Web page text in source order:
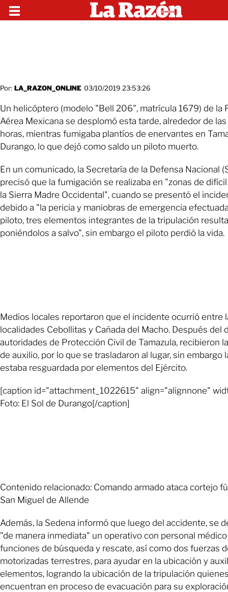
Por: LA_RAZON_ONLINE 03/10/2019 23:53:26
Un helicóptero (modelo "Bell 206", matrícula 1679) de la
Aérea Mexicana se desplomó esta tarde, alrededor de
horas, mientras fumigaba plantíos de enervantes en
Durango, lo que dejó como saldo un piloto muerto.
En un comunicado, la Secretaría de la Defensa Nacional
precisó que la fumigación se realizaba en "zonas de
la Sierra Madre Occidental", cuando se presentó el
debido a "la pericia y maniobras de emergencia
piloto, tres elementos integrantes de la tripulación
poniéndolos a salvo", sin embargo el piloto perdió la vida.
Medios locales reportaron que el incidente ocurrió entre
localidades Cebollitas y Cañada del Macho. Después del
autoridades de Protección Civil de Tamazula, recibieron
de auxilio, por lo que se trasladaron al lugar, sin embargo
estaba resguardada por elementos del Ejército.
[caption id="attachment_1022615" align="alignnone"
Foto: El Sol de Durango[/caption]
Contenido relacionado: Comando armado ataca cortejo
San Miguel de Allende
Además, la Sedena informó que luego del accidente, se
"de manera inmediata" un operativo con personal
funciones de búsqueda y rescate, así como dos fuerzas
motorizadas terrestres, para ayudar en la ubicación y
elementos, logrando la ubicación de la tripulación
encuentran en proceso de evacuación para su